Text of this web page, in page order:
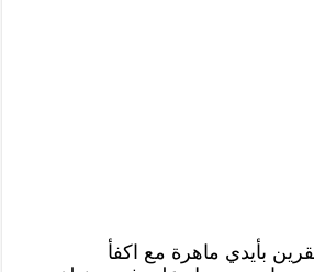
بأيدي ماهرة مع اكفأ